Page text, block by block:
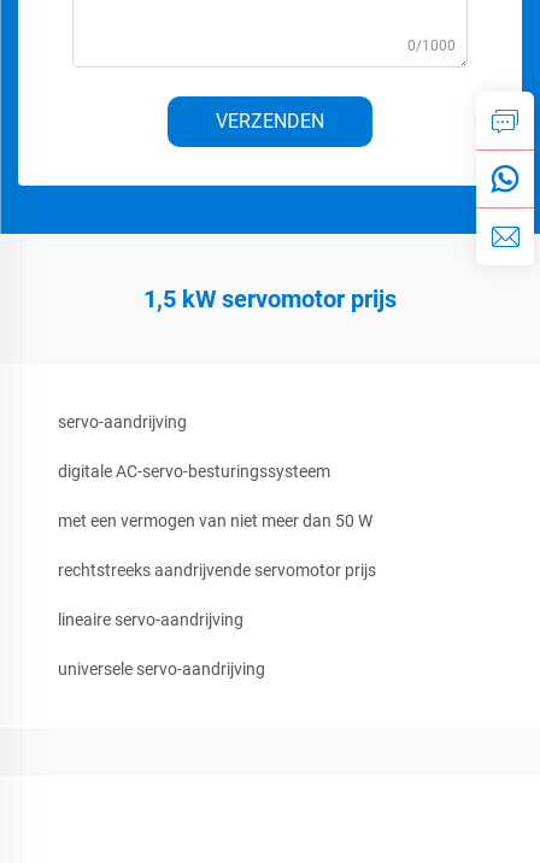
0/1000
VERZENDEN
1,5 kW servomotor prijs
servo-aandrijving
digitale AC-servo-besturingssysteem
met een vermogen van niet meer dan 50 W
rechtstreeks aandrijvende servomotor prijs
lineaire servo-aandrijving
universele servo-aandrijving